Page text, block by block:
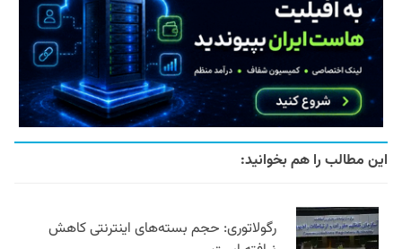
این مطالب را هم بخوانید:
رگولاتوری: حجم بسته‌های اینترنتی کاهش